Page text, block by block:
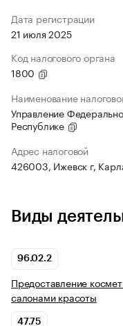
Дата регистрации
21 июля 2025
Код налогового органа
1800
Наименование
Управление
Республике
Адрес налоговой
426003, Ижевск г,
Виды
96.02.2
Предоставление
салонами красоты
47.75